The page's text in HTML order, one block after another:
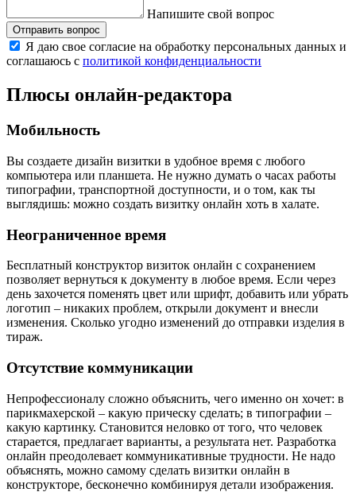
Напишите свой вопрос
Отправить вопрос
Я даю свое согласие на обработку персональных данных и
соглашаюсь с политикой конфиденциальности
Плюсы онлайн-редактора
Мобильность
Вы создаете дизайн визитки в удобное время с любого
компьютера или планшета. Не нужно думать о часах работы
типографии, транспортной доступности, и о том, как ты
выглядишь: можно создать визитку онлайн хоть в халате.
Неограниченное время
Бесплатный конструктор визиток онлайн с сохранением
позволяет вернуться к документу в любое время. Если через
день захочется поменять цвет или шрифт, добавить или убрать
логотип – никаких проблем, открыли документ и внесли
изменения. Сколько угодно изменений до отправки изделия в
тираж.
Отсутствие коммуникации
Непрофессионалу сложно объяснить, чего именно он хочет: в
парикмахерской – какую прическу сделать; в типографии –
какую картинку. Становится неловко от того, что человек
старается, предлагает варианты, а результата нет. Разработка
онлайн преодолевает коммуникативные трудности. Не надо
объяснять, можно самому сделать визитки онлайн в
конструкторе, бесконечно комбинируя детали изображения.